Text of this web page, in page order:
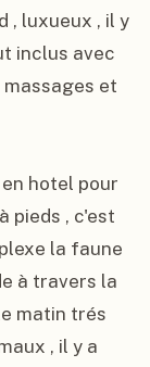
, luxueux , il y
inclus avec
et
hotel pour
pieds , c'est
la faune
à travers la
matin trés
, il y a